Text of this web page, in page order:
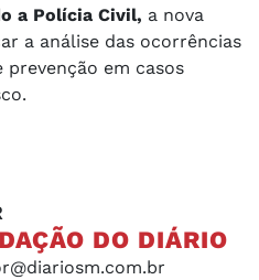
a Polícia Civil, a nova
a análise das ocorrências
prevenção em casos
DO DIÁRIO